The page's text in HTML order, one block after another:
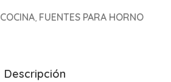
COCINA, FUENTES PARA HORNO
Descripción